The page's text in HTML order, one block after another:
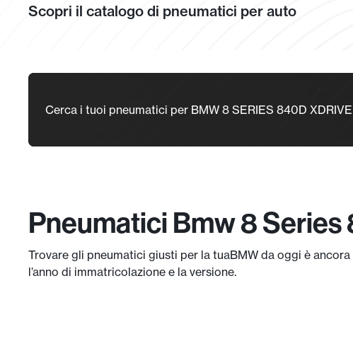
Scopri il catalogo di pneumatici per auto
Cerca i tuoi pneumatici per BMW 8 SERIES 840D
Pneumatici Bmw 8 Series
Trovare gli pneumatici giusti per la tuaBMW da oggi è
l’anno di immatricolazione e la versione.